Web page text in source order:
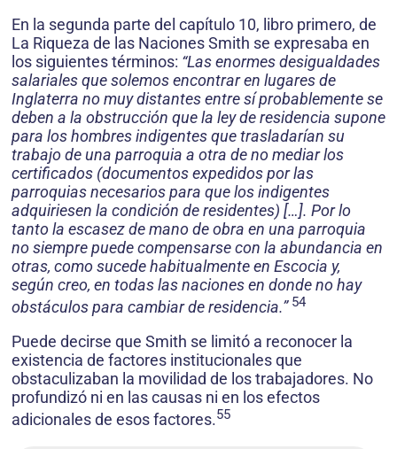
En la segunda parte del capítulo 10, libro primero, de
La Riqueza de las Naciones Smith se expresaba en
los siguientes términos: “Las enormes desigualdades
salariales que solemos encontrar en lugares de
Inglaterra no muy distantes entre sí probablemente se
deben a la obstrucción que la ley de residencia supone
para los hombres indigentes que trasladarían su
trabajo de una parroquia a otra de no mediar los
certificados (documentos expedidos por las
parroquias necesarios para que los indigentes
adquiriesen la condición de residentes) […]. Por lo
tanto la escasez de mano de obra en una parroquia
no siempre puede compensarse con la abundancia en
otras, como sucede habitualmente en Escocia y,
según creo, en todas las naciones en donde no hay
obstáculos para cambiar de residencia.” 54
Puede decirse que Smith se limitó a reconocer la
existencia de factores institucionales que
obstaculizaban la movilidad de los trabajadores. No
profundizó ni en las causas ni en los efectos
adicionales de esos factores.55